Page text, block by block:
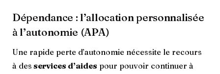
Dépendance : l’allocation personnalisée
à l’autonomie (APA)
Une rapide perte d’autonomie nécessite le recours
à des services d’aides pour pouvoir continuer à